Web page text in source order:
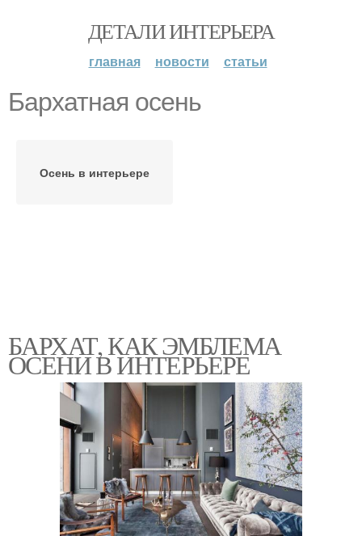
ДЕТАЛИ ИНТЕРЬЕРА
главная новости статьи
Бархатная осень
Осень в интерьере
БАРХАТ, КАК ЭМБЛЕМА
ОСЕНИ В ИНТЕРЬЕРЕ